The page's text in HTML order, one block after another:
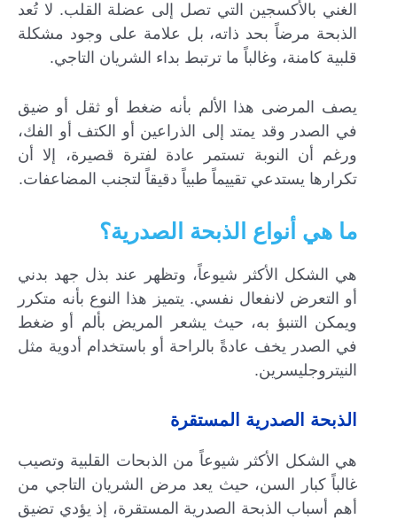
الغني بالأكسجين التي تصل إلى عضلة القلب. لا تُعد
الذبحة مرضاً بحد ذاته، بل علامة على وجود مشكلة
قلبية كامنة، وغالباً ما ترتبط بداء الشريان التاجي.
يصف المرضى هذا الألم بأنه ضغط أو ثقل أو ضيق
في الصدر وقد يمتد إلى الذراعين أو الكتف أو الفك،
ورغم أن النوبة تستمر عادة لفترة قصيرة، إلا أن
تكرارها يستدعي تقييماً طبياً دقيقاً لتجنب المضاعفات.
ما هي أنواع الذبحة الصدرية؟
هي الشكل الأكثر شيوعاً، وتظهر عند بذل جهد بدني
أو التعرض لانفعال نفسي. يتميز هذا النوع بأنه متكرر
ويمكن التنبؤ به، حيث يشعر المريض بألم أو ضغط
في الصدر يخف عادةً بالراحة أو باستخدام أدوية مثل
النيتروجليسرين.
الذبحة الصدرية المستقرة
هي الشكل الأكثر شيوعاً من الذبحات القلبية وتصيب
غالباً كبار السن، حيث يعد مرض الشريان التاجي من
أهم أسباب الذبحة الصدرية المستقرة، إذ يؤدي تضيق